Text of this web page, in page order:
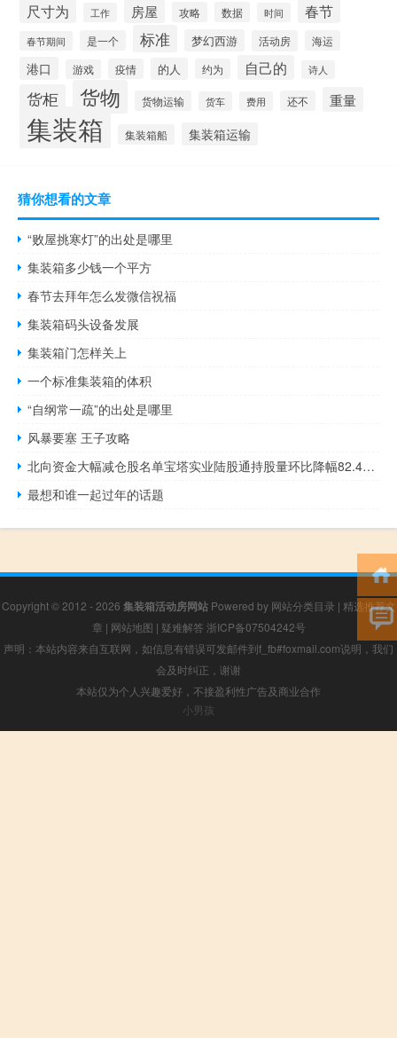
尺寸为 工作 房屋 攻略 数据 时间 春节
春节期间 是一个 标准 梦幻西游 活动房 海运
港口 游戏 疫情 的人 约为 自己的 诗人
货柜 货物 货物运输 货车 费用 还不 重量
集装箱 集装箱船 集装箱运输
猜你想看的文章
“败屋挑寒灯”的出处是哪里
集装箱多少钱一个平方
春节去拜年怎么发微信祝福
集装箱码头设备发展
集装箱门怎样关上
一个标准集装箱的体积
“自纲常一疏”的出处是哪里
风暴要塞 王子攻略
北向资金大幅减仓股名单宝塔实业陆股通持股量环比降幅82.48%居首
最想和谁一起过年的话题
Copyright © 2012 - 2026 集装箱活动房网站Powered by 网站分类目录 | 精选推荐文
章 | 网站地图 | 疑难解答 浙ICP备07504242号
声明：本站内容来自互联网，如信息有错误可发邮件到f_fb#foxmail.com说明，我们
会及时纠正，谢谢
本站仅为个人兴趣爱好，不接盈利性广告及商业合作
小男孩